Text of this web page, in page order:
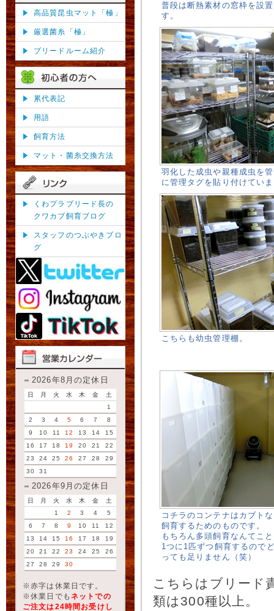
高品質昆虫マット「極」
厳選菌糸「極」
ブリードルーム紹介
累代表記
用語
飼育方法
マット・菌糸交換方法
くわプラブリード長の
クワカブ飼育ブログ
スタッフのつぶやきブロ
グ
2026年8月の定休日
日 月 火 水 木 金
土
1
2
3 4 5 6 7
8
9
10 11 12 13 14
15
16
17 18 19 20 21
22
23
24 25 26 27 28
29
30
31
2026年9月の定休日
日 月 火 水 木 金
土
1
2 3 4
5
6
7 8 9 10 11
12
13
14 15 16 17 18
19
20
21 22 23 24 25
26
27
28 29 30
※赤字は休業日です。
※休業日でも ネットでの
ご注文は24時間お受けし
普段は断熱素材の窓枠を設
す。
羽化した成虫や親種成虫を
に管理タグを貼り付けてい
こちらも幼虫管理棚。
コチラのコンテナはカブト
飼育するためのものです。
もちろん多頭飼育なんてこ
1つに1匹ずつ飼育するので
っても足りません（笑）
こちらはブリード
類は300種以上。